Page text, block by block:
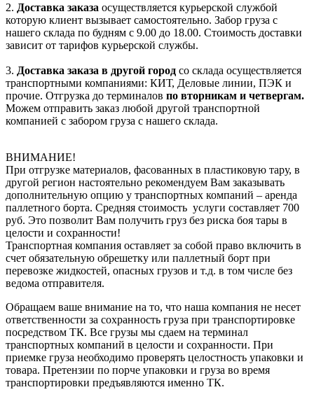
2. Доставка заказа осуществляется курьерской службой
которую клиент вызывает самостоятельно. Забор груза с
нашего склада по будням с 9.00 до 18.00. Стоимость доставки
зависит от тарифов курьерской службы.
3. Доставка заказа в другой город со склада осуществляется
транспортными компаниями: КИТ, Деловые линии, ПЭК и
прочие. Отгрузка до терминалов по вторникам и четвергам.
Можем отправить заказ любой другой транспортной
компанией с забором груза с нашего склада.
ВНИМАНИЕ!
При отгрузке материалов, фасованных в пластиковую тару, в
другой регион настоятельно рекомендуем Вам заказывать
дополнительную опцию у транспортных компаний – аренда
паллетного борта. Средняя стоимость услуги составляет 700
руб. Это позволит Вам получить груз без риска боя тары в
целости и сохранности!
Транспортная компания оставляет за собой право включить в
счет обязательную обрешетку или паллетный борт при
перевозке жидкостей, опасных грузов и т.д. в том числе без
ведома отправителя.
Обращаем ваше внимание на то, что наша компания не несет
ответственности за сохранность груза при транспортировке
посредством ТК. Все грузы мы сдаем на терминал
транспортных компаний в целости и сохранности. При
приемке груза необходимо проверять целостность упаковки и
товара. Претензии по порче упаковки и груза во время
транспортировки предъявляются именно ТК.